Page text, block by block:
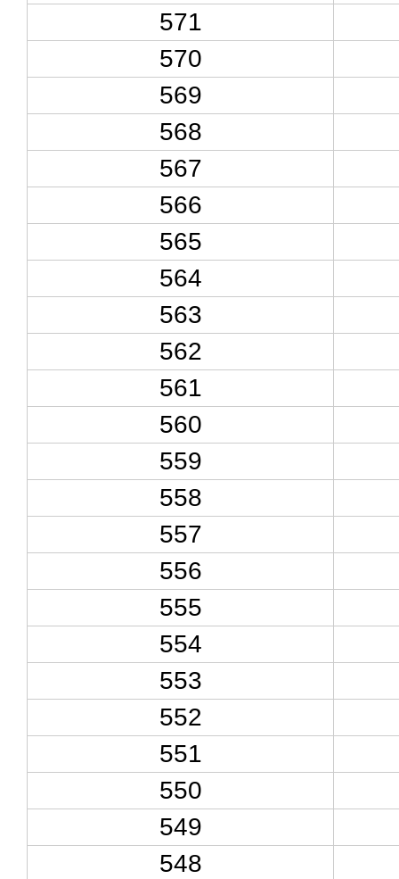
571
570
569
568
567
566
565
564
563
562
561
560
559
558
557
556
555
554
553
552
551
550
549
548